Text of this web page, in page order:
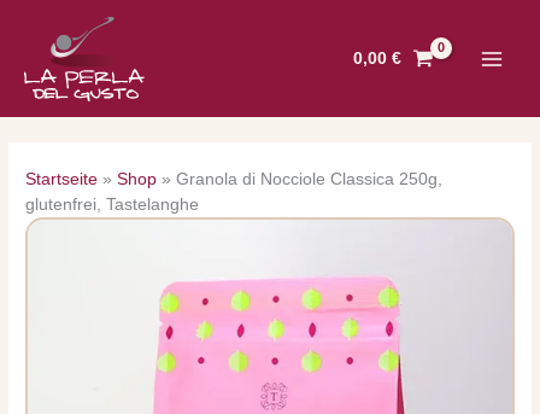
springen
0,00€
Startseite »Shop »Granola di Nocciole Classica 250g,
glutenfrei, Tastelanghe